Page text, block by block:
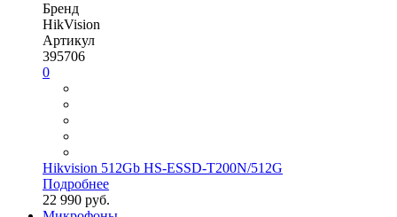
Бренд
HikVision
Артикул
395706
0
Hikvision 512Gb HS-ESSD-T200N/512G
Подробнее
22 990 руб.